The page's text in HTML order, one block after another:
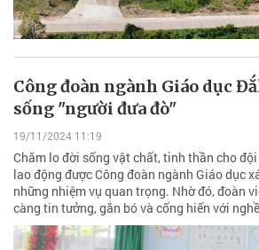
Công đoàn ngành Giáo dục
sống "người đưa đò"
19/11/2024 11:19
Chăm lo đời sống vật chất, tinh thần cho
lao động được Công đoàn ngành Giáo dục
những nhiệm vụ quan trọng. Nhờ đó, đoàn
càng tin tưởng, gắn bó và cống hiến với